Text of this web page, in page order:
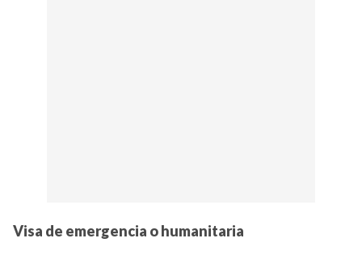
Visa de emergencia o humanitaria